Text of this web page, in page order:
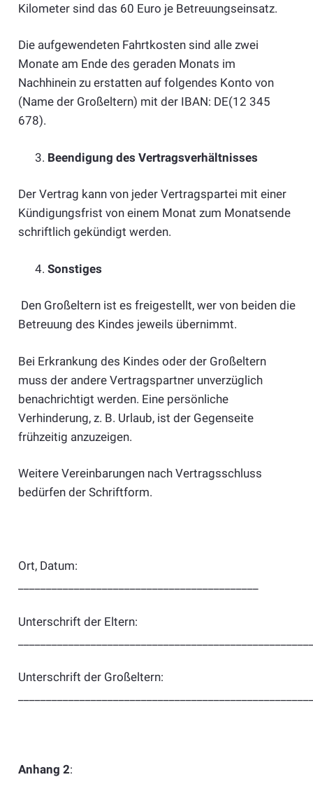
Kilometer sind das 60 Euro je Betreuungseinsatz.
Die aufgewendeten Fahrtkosten sind alle zwei
Monate am Ende des geraden Monats im
Nachhinein zu erstatten auf folgendes Konto von
(Name der Großeltern) mit der IBAN: DE(12 345
678).
Beendigung des Vertragsverhältnisses
Der Vertrag kann von jeder Vertragspartei mit einer
Kündigungsfrist von einem Monat zum Monatsende
schriftlich gekündigt werden.
Sonstiges
Den Großeltern ist es freigestellt, wer von beiden die
Betreuung des Kindes jeweils übernimmt.
Bei Erkrankung des Kindes oder der Großeltern
muss der andere Vertragspartner unverzüglich
benachrichtigt werden. Eine persönliche
Verhinderung, z. B. Urlaub, ist der Gegenseite
frühzeitig anzuzeigen.
Weitere Vereinbarungen nach Vertragsschluss
bedürfen der Schriftform.
Ort, Datum:
Unterschrift der Eltern:
Unterschrift der Großeltern:
Anhang 2: